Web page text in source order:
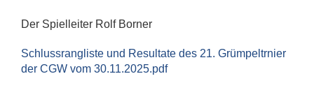
Der Spielleiter Rolf Borner
Schlussrangliste und Resultate des 21. Grümpeltrnier
der CGW vom 30.11.2025.pdf